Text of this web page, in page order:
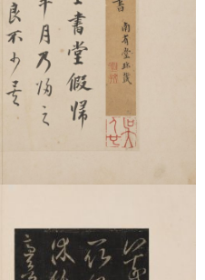
Tự) : Tôn Thu Sinh tạo tượng